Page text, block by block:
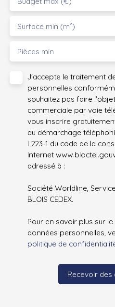
Surface min (m²)
Pièces min
J'accepte le traitement
personnelles
souhaitez pas faire
commerciale par voie
vous inscrire
au démarchage
L223-1 du code de la
Internet
adressé à :
Société Worldline, Service
BLOIS CEDEX.
Pour en savoir plus sur
données personnelles,
politique de
Recevoir des